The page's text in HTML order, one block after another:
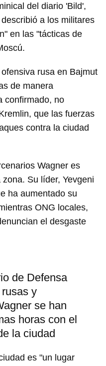
del diario 'Bild',
a los militares
en las "tácticas de
rusa en Bajmut
de manera
confirmado, no
que las fuerzas
contra la ciudad
Wagner es
Su líder, Yevgeni
ha aumentado su
ONG locales,
el desgaste
de Defensa
y
se han
horas con el
la ciudad
es "un lugar